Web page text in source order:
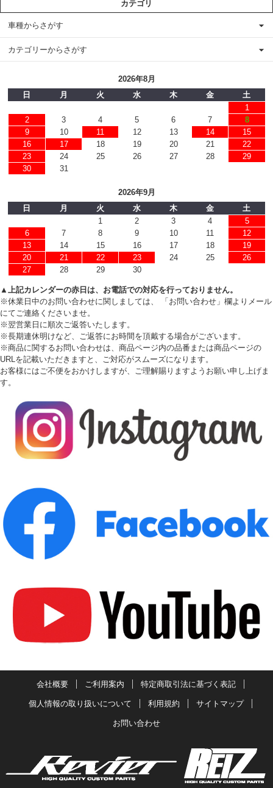
カテゴリ
車種からさがす
カテゴリーからさがす
2026年8月
日
月 火 水 木 金
土
1
2
3 4 5 6 7
8
9
10 11 12 13 14
15
16
17 18 19 20 21
22
23
24 25 26 27 28
29
30
31
2026年9月
日
月 火 水 木 金
土
1
2 3 4
5
6
7 8 9 10 11
12
13
14 15 16 17 18
19
20
21 22 23 24 25
26
27
28 29 30
▲上記カレンダーの赤日は、お電話での対応を行っておりません。
※休業日中のお問い合わせに関しましては、 「お問い合わせ」欄よりメール
にてご連絡くださいませ。
※翌営業日に順次ご返答いたします。
※長期連休明けなど、ご返答にお時間を頂戴する場合がございます。
※商品に関するお問い合わせは、商品ページ内の品番または商品ページの
URLを記載いただきますと、ご対応がスムーズになります。
お客様にはご不便をおかけしますが、ご理解賜りますようお願い申し上げま
す。
会社概要 ご利用案内 特定商取引法に基づく表記
個人情報の取り扱いについて 利用規約 サイトマップ
お問い合わせ